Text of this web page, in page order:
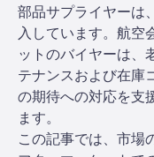
部品サプライヤーは
入しています。航空
ットのバイヤーは、
テナンスおよび在庫
の期待への対応を支
ます。
この記事では、市場